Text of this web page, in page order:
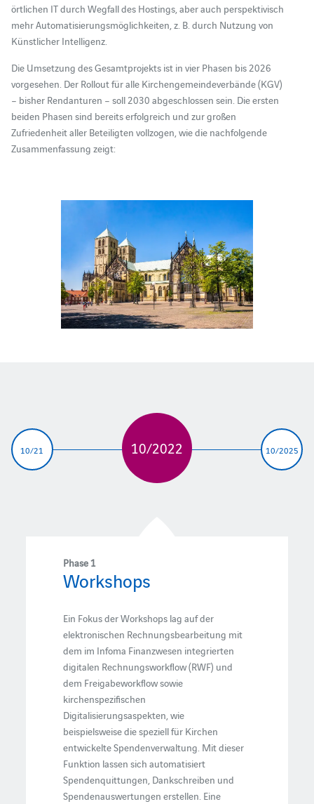
örtlichen IT durch Wegfall des Hostings, aber auch perspektivisch
mehr Automatisierungsmöglichkeiten, z. B. durch Nutzung von
Künstlicher Intelligenz.
Die Umsetzung des Gesamtprojekts ist in vier Phasen bis 2026
vorgesehen. Der Rollout für alle Kirchengemeindeverbände (KGV)
– bisher Rendanturen – soll 2030 abgeschlossen sein. Die ersten
beiden Phasen sind bereits erfolgreich und zur großen
Zufriedenheit aller Beteiligten vollzogen, wie die nachfolgende
Zusammenfassung zeigt:
10/21 10/2025
10/2022
Phase 1
Workshops
Ein Fokus der Workshops lag auf der
elektronischen Rechnungsbearbeitung mit
dem im Infoma Finanzwesen integrierten
digitalen Rechnungsworkflow (RWF) und
dem Freigabeworkflow sowie
kirchenspezifischen
Digitalisierungsaspekten, wie
beispielsweise die speziell für Kirchen
entwickelte Spendenverwaltung. Mit dieser
Funktion lassen sich automatisiert
Spendenquittungen, Dankschreiben und
Spendenauswertungen erstellen. Eine